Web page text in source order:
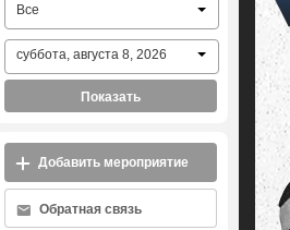
Все
суббота, августа 8, 2026
Показать
Добавить мероприятие
Обратная связь